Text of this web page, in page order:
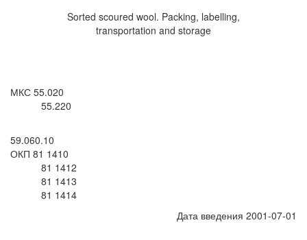
Sorted scoured wool. Packing, labelling,
transportation and storage
МКС 55.020
55.220
59.060.10
ОКП 81 1410
81 1412
81 1413
81 1414
Дата введения 2001-07-01